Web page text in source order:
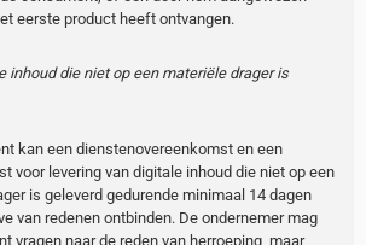
eerste product heeft ontvangen.
inhoud die niet op een materiële drager is
kan een dienstenovereenkomst en een
voor levering van digitale inhoud die niet op een
is geleverd gedurende minimaal 14 dagen
van redenen ontbinden. De ondernemer mag
vragen naar de reden van herroeping, maar